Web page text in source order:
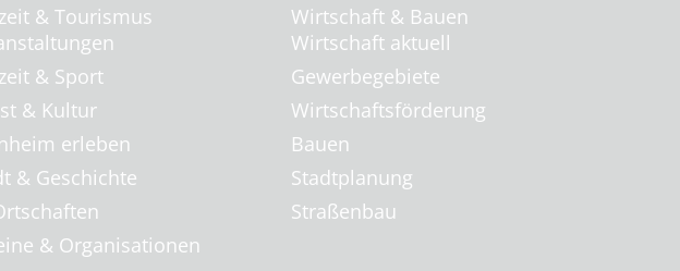
& Tourismus
& Sport
& Kultur
erleben
& Geschichte
& Organisationen
Wirtschaft & Bauen
Wirtschaft aktuell
Gewerbegebiete
Wirtschaftsförderung
Bauen
Stadtplanung
Straßenbau